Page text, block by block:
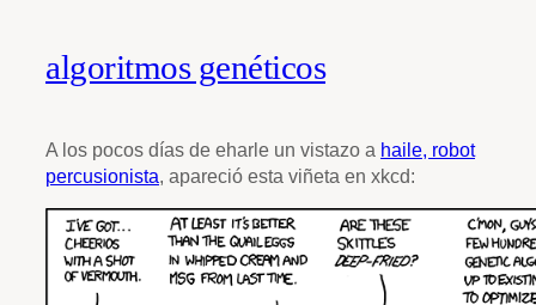
algoritmos genéticos
A los pocos días de eharle un vistazo a haile, robot
percusionista, apareció esta viñeta en xkcd: